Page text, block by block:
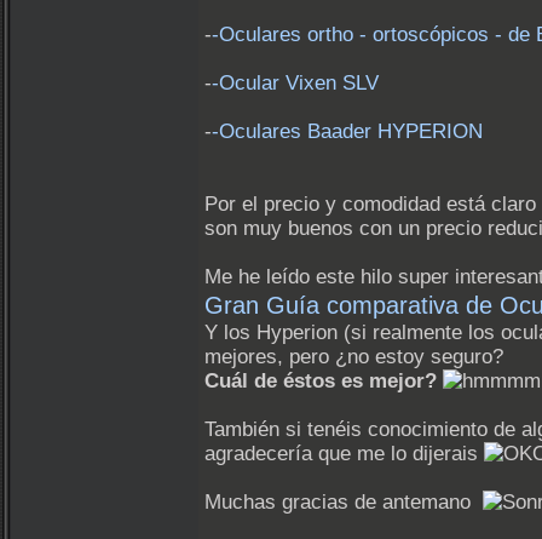
--Oculares ortho - ortoscópicos -
--Ocular Vixen SLV
--Oculares Baader HYPERION
Por el precio y comodidad está
son muy buenos con un precio
Me he leído este hilo super
Gran Guía comparativa de
Y los Hyperion (si realmente los
mejores, pero ¿no estoy seguro?
Cuál de éstos es mejor?
También si tenéis conocimiento de
agradecería que me lo dijerais
Muchas gracias de antemano